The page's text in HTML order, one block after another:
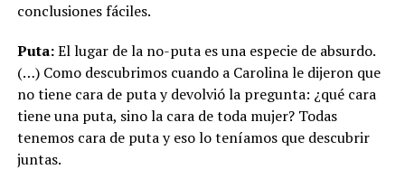
conclusiones fáciles.
Puta:El lugar de la no-puta es una especie de absurdo.
(…) Como descubrimos cuando a Carolina le dijeron que
no tiene cara de puta y devolvió la pregunta: ¿qué cara
tiene una puta, sino la cara de toda mujer? Todas
tenemos cara de puta y eso lo teníamos que descubrir
juntas.